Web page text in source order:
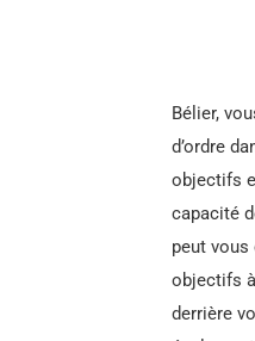
Bélier,
d’ordre
objectifs
capacité
peut
objectifs
derrière